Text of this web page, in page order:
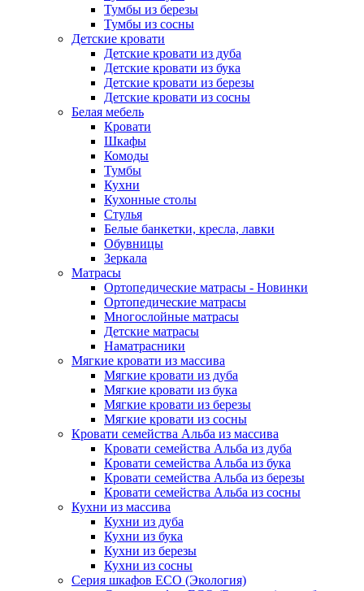
Тумбы из березы
Тумбы из сосны
Детские кровати
Детские кровати из дуба
Детские кровати из бука
Детские кровати из березы
Детские кровати из сосны
Белая мебель
Кровати
Шкафы
Комоды
Тумбы
Кухни
Кухонные столы
Стулья
Белые банкетки, кресла, лавки
Обувницы
Зеркала
Матрасы
Ортопедические матрасы - Новинки
Ортопедические матрасы
Многослойные матрасы
Детские матрасы
Наматрасники
Мягкие кровати из массива
Мягкие кровати из дуба
Мягкие кровати из бука
Мягкие кровати из березы
Мягкие кровати из сосны
Кровати семейства Альба из массива
Кровати семейства Альба из дуба
Кровати семейства Альба из бука
Кровати семейства Альба из березы
Кровати семейства Альба из сосны
Кухни из массива
Кухни из дуба
Кухни из бука
Кухни из березы
Кухни из сосны
Серия шкафов ECO (Экология)